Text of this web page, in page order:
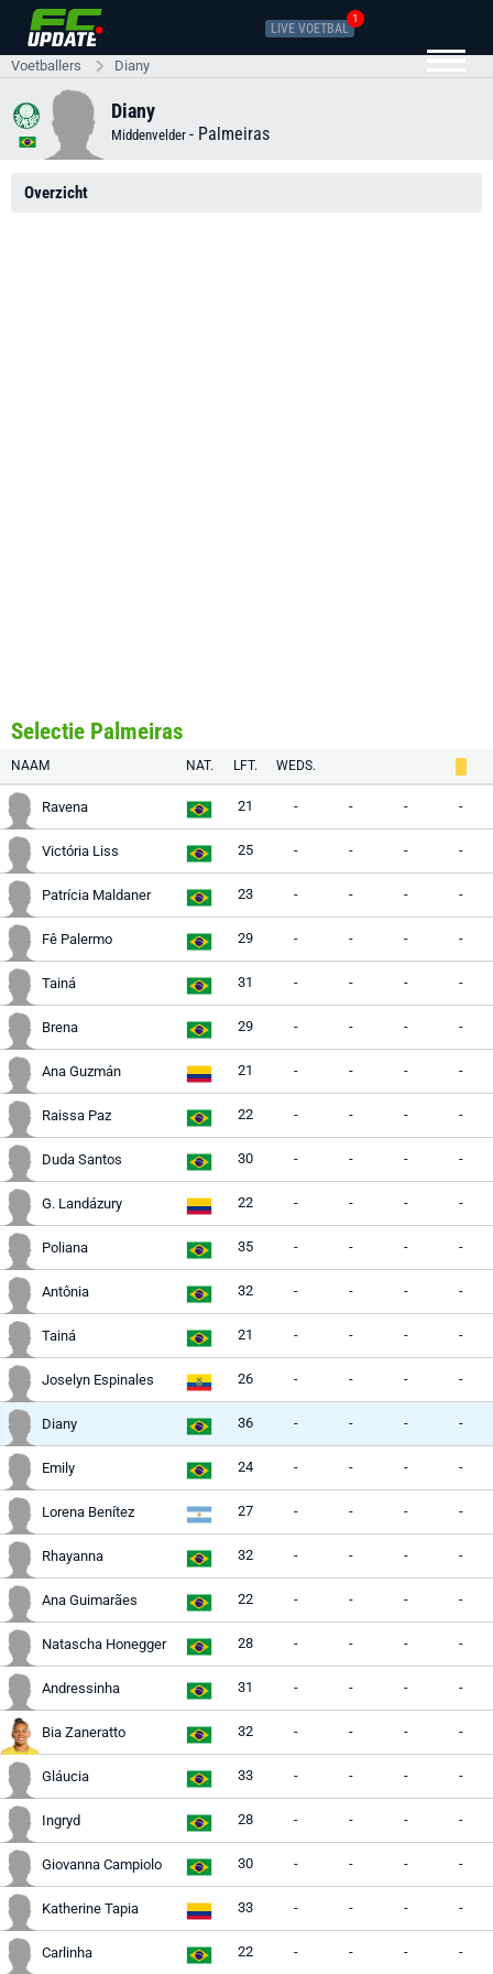
LIVE VOETBAL
1
Voetballers Diany
Diany
Middenvelder - Palmeiras
Overzicht
Selectie Palmeiras
NAAM NAT. LFT. WEDS.
Ravena 21 - - - -
Victória Liss 25 - - - -
Patrícia Maldaner 23 - - - -
Fê Palermo 29 - - - -
Tainá 31 - - - -
Brena 29 - - - -
Ana Guzmán 21 - - - -
Raissa Paz 22 - - - -
Duda Santos 30 - - - -
G. Landázury 22 - - - -
Poliana 35 - - - -
Antônia 32 - - - -
Tainá 21 - - - -
Joselyn Espinales 26 - - - -
Diany 36 - - - -
Emily 24 - - - -
Lorena Benítez 27 - - - -
Rhayanna 32 - - - -
Ana Guimarães 22 - - - -
Natascha Honegger 28 - - - -
Andressinha 31 - - - -
Bia Zaneratto 32 - - - -
Gláucia 33 - - - -
Ingryd 28 - - - -
Giovanna Campiolo 30 - - - -
Katherine Tapia 33 - - - -
Carlinha 22 - - - -